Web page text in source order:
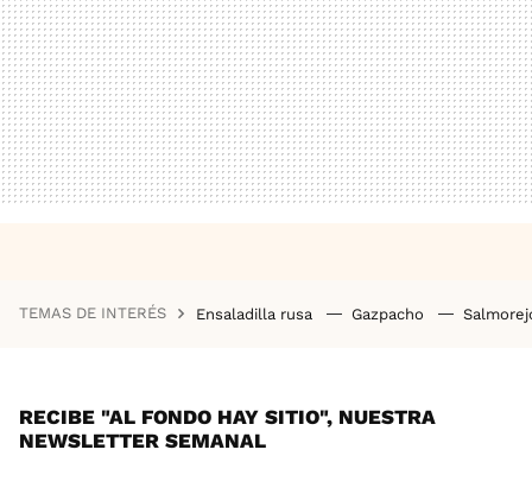
TEMAS DE INTERÉS Ensaladilla rusa Gazpacho
RECIBE "AL FONDO HAY SITIO", NUESTRA
NEWSLETTER SEMANAL